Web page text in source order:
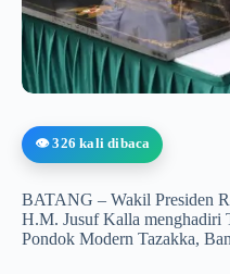
👁️ 326 kali dibaca
BATANG – Wakil Presiden
H.M. Jusuf Kalla menghadiri
Pondok Modern Tazakka,